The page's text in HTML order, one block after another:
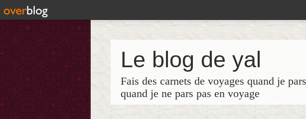
Le blog de yal
Fais des carnets de voyages quand je
quand je ne pars pas en voyage